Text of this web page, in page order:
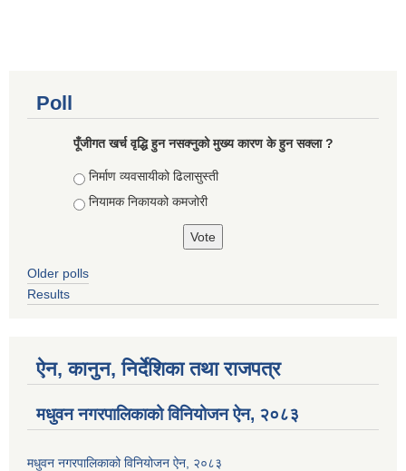
Poll
पूँजीगत खर्च वृद्धि हुन नसक्नुको मुख्य कारण के हुन सक्ला ?
Choices
निर्माण व्यवसायीको ढिलासुस्ती
नियामक निकायको कमजोरी
Older polls
Results
ऐन, कानुन, निर्देशिका तथा राजपत्र
मधुवन नगरपालिकाको विनियोजन ऐन, २०८३
मधुवन नगरपालिकाको विनियोजन ऐन, २०८३